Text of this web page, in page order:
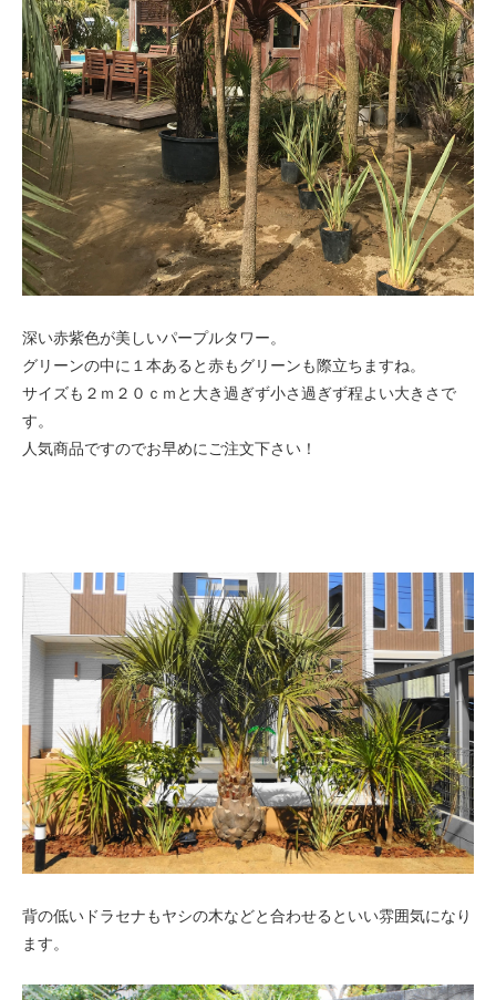
深い赤紫色が美しいパープルタワー。
グリーンの中に１本あると赤もグリーンも際立ちますね。
サイズも２ｍ２０ｃｍと大き過ぎず小さ過ぎず程よい大きさで
す。
人気商品ですのでお早めにご注文下さい！
背の低いドラセナもヤシの木などと合わせるといい雰囲気になり
ます。